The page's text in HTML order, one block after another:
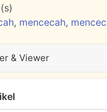
, mencecah,
& Viewer